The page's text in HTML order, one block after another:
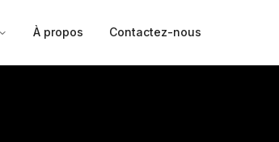
À propos Contactez-nous